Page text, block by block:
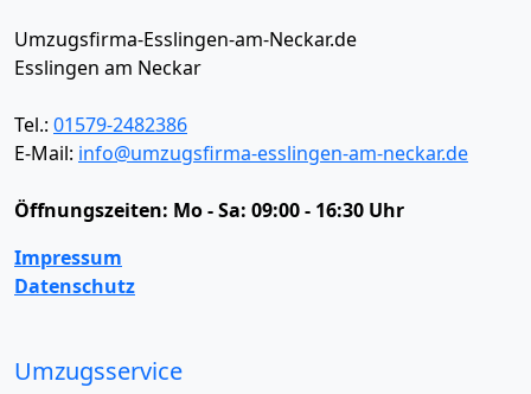
Umzugsfirma-Esslingen-am-Neckar.de
Esslingen am Neckar
Tel.: 01579-2482386
E-Mail: info@umzugsfirma-esslingen-am-neckar.de
Öffnungszeiten: Mo - Sa: 09:00 - 16:30 Uhr
Impressum
Datenschutz
Umzugsservice